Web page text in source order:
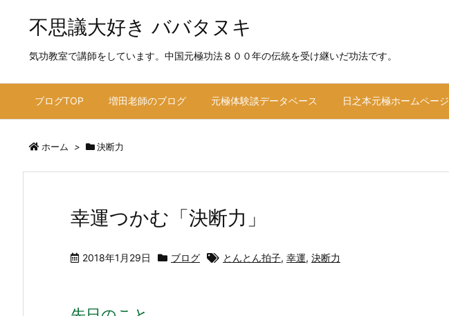
不思議大好き ババタヌキ
気功教室で講師をしています。中国元極功法８００年の伝統を受け継いだ功法です。
ブログTOP 増田老師のブログ 元極体験談データベース 日之本元極ホームページ
ホーム > 決断力
幸運つかむ「決断力」
2018年1月29日 ブログ とんとん拍子, 幸運, 決断力